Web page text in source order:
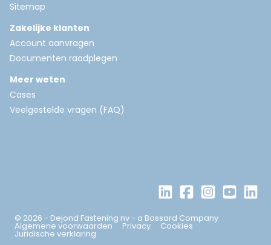
Sitemap
Zakelijke klanten
Account aanvragen
Documenten raadplegen
Meer weten
Cases
Veelgestelde vragen (FAQ)
© 2026 - Dejond Fastening nv - a Bossard Company
Algemene voorwaarden Privacy Cookies
Juridische verklaring